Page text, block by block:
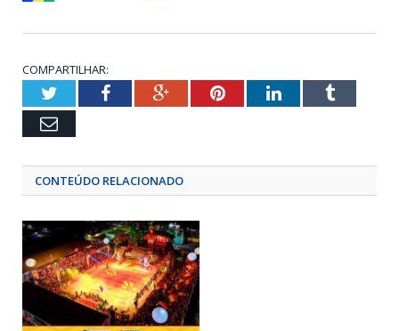
COMPARTILHAR:
TwitterFacebookGoogle+PinterestLinkedInTumblr
Email
CONTEÚDO RELACIONADO